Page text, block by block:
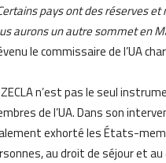
pays ont des réserves
aurons un autre sommet en
le commissaire de l’UA
n’est pas le seul
de l’UA. Dans son
exhorté les États-
au droit de séjour et